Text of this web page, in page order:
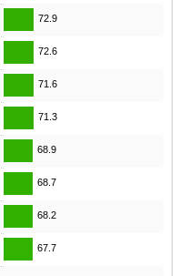
72.9
72.6
71.6
71.3
68.9
68.7
68.2
67.7